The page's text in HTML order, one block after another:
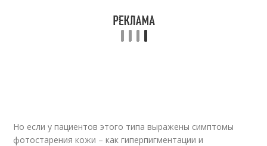
Но если у пациентов этого типа выражены симптомы
фотостарения кожи – как гиперпигментации и